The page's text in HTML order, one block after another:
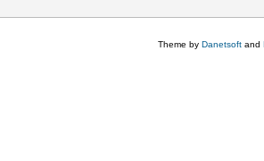
Theme by Danetsoft and